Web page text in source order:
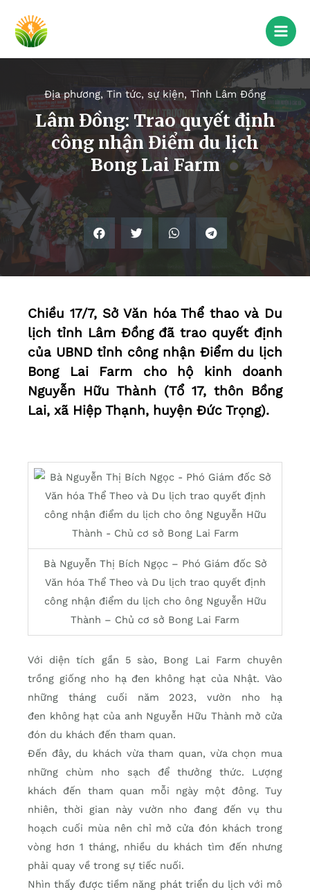
Địa phương, Tin tức, sự kiện, Tỉnh Lâm Đồng
Lâm Đồng: Trao quyết định
công nhận Điểm du lịch
Bong Lai Farm
Chiều 17/7, Sở Văn hóa Thể thao và Du
lịch tỉnh Lâm Đồng đã trao quyết định
của UBND tỉnh công nhận Điểm du lịch
Bong Lai Farm cho hộ kinh doanh
Nguyễn Hữu Thành (Tổ 17, thôn Bồng
Lai, xã Hiệp Thạnh, huyện Đức Trọng).
Bà Nguyễn Thị Bích Ngọc – Phó Giám đốc Sở
Văn hóa Thể Theo và Du lịch trao quyết định
công nhận điểm du lịch cho ông Nguyễn Hữu
Thành – Chủ cơ sở Bong Lai Farm
Với diện tích gần 5 sào, Bong Lai Farm chuyên
trồng giống nho hạ đen không hạt của Nhật. Vào
những tháng cuối năm 2023, vườn nho hạ
đen không hạt của anh Nguyễn Hữu Thành mở cửa
đón du khách đến tham quan.
Đến đây, du khách vừa tham quan, vừa chọn mua
những chùm nho sạch để thưởng thức. Lượng
khách đến tham quan mỗi ngày một đông. Tuy
nhiên, thời gian này vườn nho đang đến vụ thu
hoạch cuối mùa nên chỉ mở cửa đón khách trong
vòng hơn 1 tháng, nhiều du khách tìm đến nhưng
phải quay về trong sự tiếc nuối.
Nhìn thấy được tiềm năng phát triển du lịch với mô